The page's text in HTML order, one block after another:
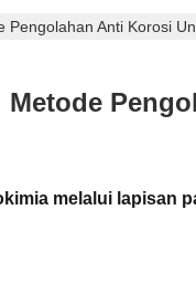
Pengolahan Anti Korosi
Metode
melalui lapisan